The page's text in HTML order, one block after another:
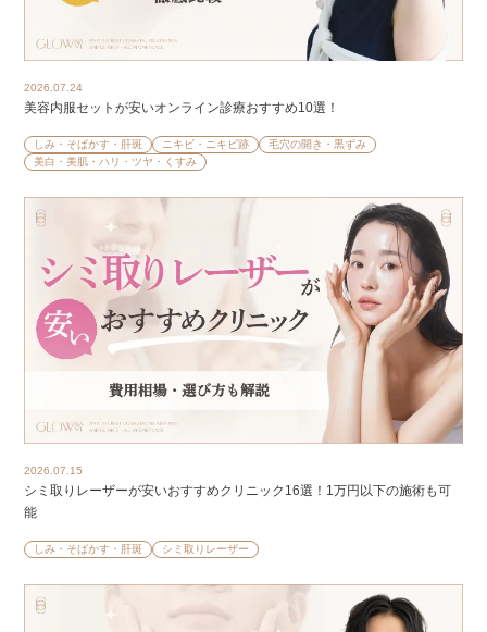
2026.07.24
美容内服セットが安いオンライン診療おすすめ10選！
しみ・そばかす・肝斑 ニキビ・ニキビ跡
毛穴の開き・黒ずみ
美白・美肌・ハリ・ツヤ・くすみ
2026.07.15
シミ取りレーザーが安いおすすめクリニック16選！1万円以下の施術も可
能
しみ・そばかす・肝斑 シミ取りレーザー